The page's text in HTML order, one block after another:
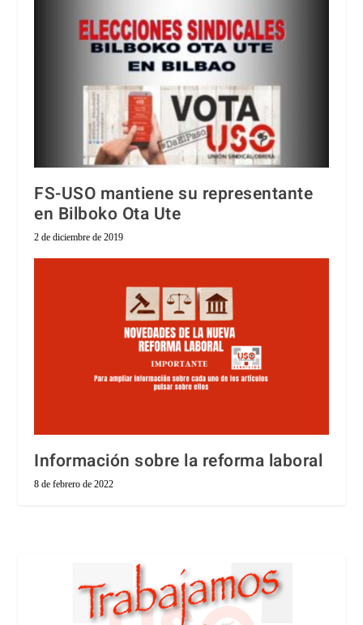
FS-USO mantiene su representante
en Bilboko Ota Ute
2 de diciembre de 2019
Información sobre la reforma laboral
8 de febrero de 2022